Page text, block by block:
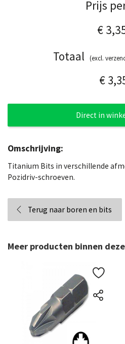
Prijs
€
Totaal
(excl.
€
Direct in
Omschrijving:
Titanium Bits in verschillende
Pozidriv-schroeven.
Terug naar boren en bits
Meer producten binnen